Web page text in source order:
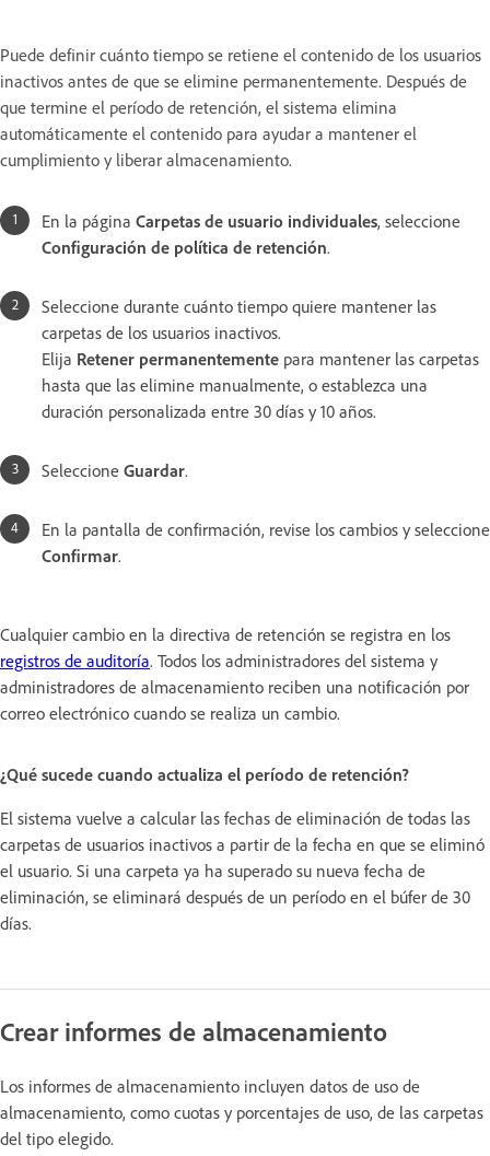
Puede definir cuánto tiempo se retiene el contenido de los usuarios
inactivos antes de que se elimine permanentemente. Después de
que termine el período de retención, el sistema elimina
automáticamente el contenido para ayudar a mantener el
cumplimiento y liberar almacenamiento.
En la página Carpetas de usuario individuales, seleccione
Configuración de política de retención.
Seleccione durante cuánto tiempo quiere mantener las
carpetas de los usuarios inactivos.
Elija Retener permanentemente para mantener las carpetas
hasta que las elimine manualmente, o establezca una
duración personalizada entre 30 días y 10 años.
Seleccione Guardar.
En la pantalla de confirmación, revise los cambios y seleccione
Confirmar.
Cualquier cambio en la directiva de retención se registra en los
registros de auditoría. Todos los administradores del sistema y
administradores de almacenamiento reciben una notificación por
correo electrónico cuando se realiza un cambio.
¿Qué sucede cuando actualiza el período de retención?
El sistema vuelve a calcular las fechas de eliminación de todas las
carpetas de usuarios inactivos a partir de la fecha en que se eliminó
el usuario. Si una carpeta ya ha superado su nueva fecha de
eliminación, se eliminará después de un período en el búfer de 30
días.
Crear informes de almacenamiento
Los informes de almacenamiento incluyen datos de uso de
almacenamiento, como cuotas y porcentajes de uso, de las carpetas
del tipo elegido.